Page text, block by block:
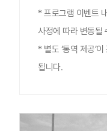
* 프로그램 이벤트
사정에 따라 변동될
* 별도 ‘통역 제공’
됩니다.